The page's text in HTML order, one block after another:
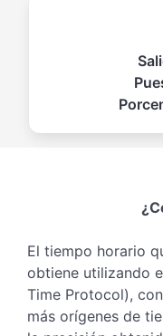
El tiempo horario
obtiene utilizando
Time Protocol),
más orígenes de